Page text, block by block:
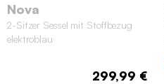
Nova
2-Sitzer Sessel mit Stoffbezug
elektroblau
299,99 €